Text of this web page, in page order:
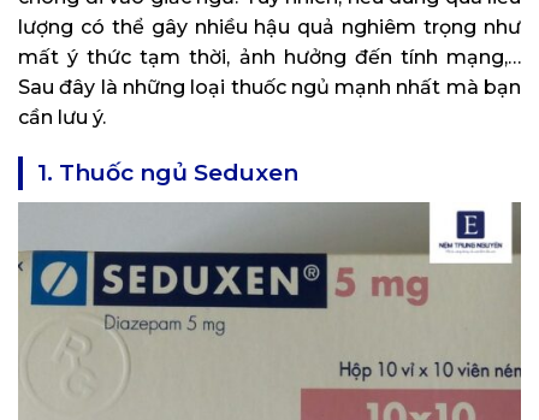
lượng có thể gây nhiều hậu quả nghiêm trọng như
mất ý thức tạm thời, ảnh hưởng đến tính mạng,…
Sau đây là những loại thuốc ngủ mạnh nhất mà bạn
cần lưu ý.
1. Thuốc ngủ Seduxen